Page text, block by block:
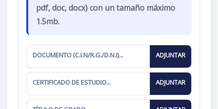
pdf, doc, docx) con un tamaño máximo
1.5mb.
DOCUMENTO (C.I.N/R.G./D.N.I)...
CERTIFICADO DE ESTUDIO...